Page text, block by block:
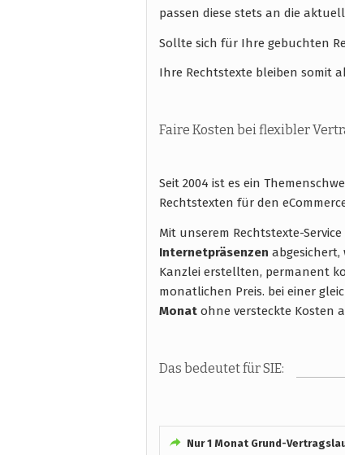
passen diese stets an die
Sollte sich für Ihre gebuchten
Ihre Rechtstexte bleiben somit
Faire Kosten bei flexibler
Seit 2004 ist es ein
Rechtstexten für den
Mit unserem Rechtstexte-
Internetpräsenzen
Kanzlei erstellten, permanent
monatlichen Preis. bei einer
Monatohne versteckte Kosten
Das bedeutet für SIE:
Nur 1 Monat Grund-